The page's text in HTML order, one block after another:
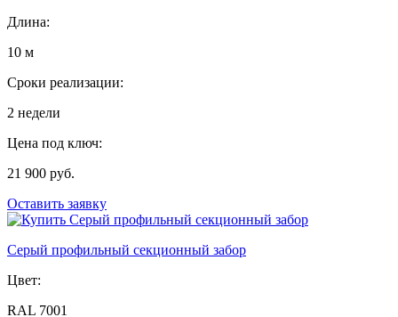
Длина:
10 м
Сроки реализации:
2 недели
Цена под ключ:
21 900 руб.
Оставить заявку
Серый профильный секционный забор
Цвет:
RAL 7001